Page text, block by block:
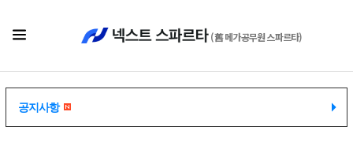
(舊 메가공무원 스파르타)
공지사항
공지사항